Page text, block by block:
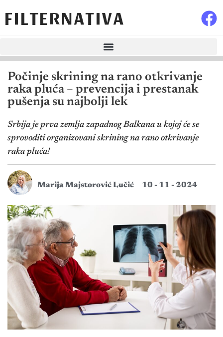
FILTERNATIVA
Počinje skrining na rano otkrivanje
raka pluća – prevencija i prestanak
pušenja su najbolji lek
Srbija je prva zemlja zapadnog Balkana u kojoj će se
sprovoditi organizovani skrining na rano otkrivanje
raka pluća!
Marija Majstorović Lučić 10 - 11 - 2024